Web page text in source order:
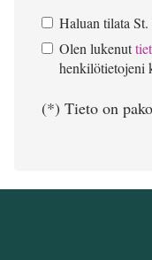
Haluan tilata
Olen lukenut
henkilötietojeni
(*) Tieto on